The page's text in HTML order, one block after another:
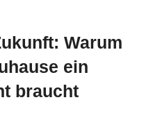
Warum
ein
braucht